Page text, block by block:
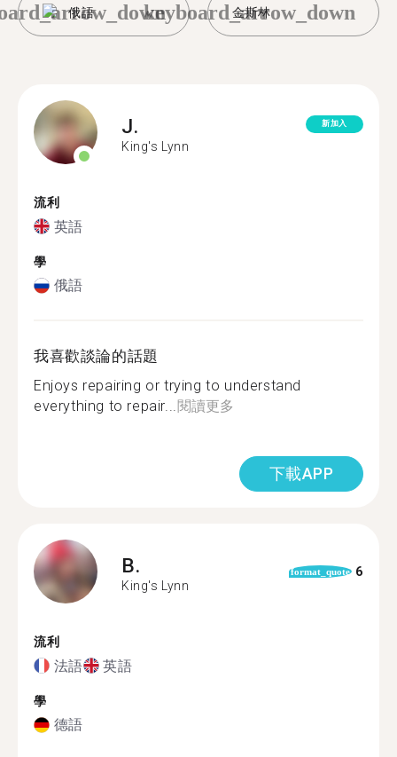
俄語 金斯林
keyboard_arrow_down
J.
King's Lynn
新加入
流利
英語
學
俄語
我喜歡談論的話題
Enjoys repairing or trying to understand
everything to repair...閱讀更多
下載APP
B.
King's Lynn
format_quote 6
流利
法語 英語
學
德語